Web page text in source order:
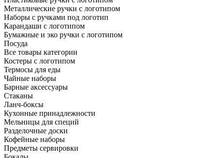
Металлические ручки с логотипом
Наборы с ручками под логотип
Карандаши с логотипом
Бумажные и эко ручки с логотипом
Посуда
Все товары категории
Костеры с логотипом
Термосы для еды
Чайные наборы
Барные аксессуары
Стаканы
Ланч-боксы
Кухонные принадлежности
Мельницы для специй
Разделочные доски
Кофейные наборы
Предметы сервировки